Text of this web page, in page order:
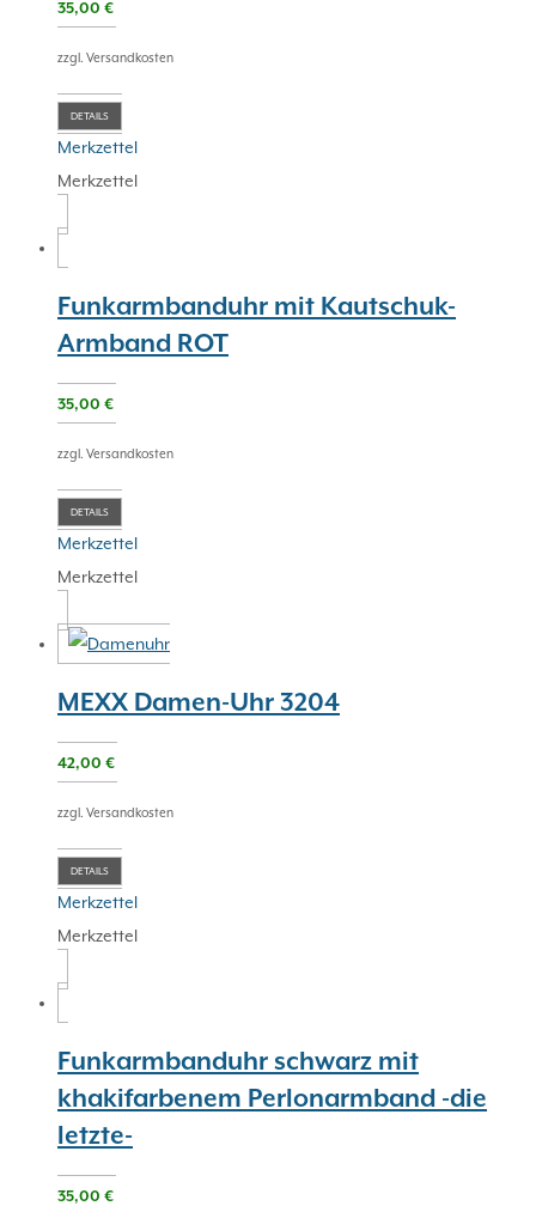
35,00 €
zzgl. Versandkosten
DETAILS
Merkzettel
Merkzettel
Funkarmbanduhr mit Kautschuk-
Armband ROT
35,00 €
zzgl. Versandkosten
DETAILS
Merkzettel
Merkzettel
MEXX Damen-Uhr 3204
42,00 €
zzgl. Versandkosten
DETAILS
Merkzettel
Merkzettel
Funkarmbanduhr schwarz mit
khakifarbenem Perlonarmband -die
letzte-
35,00 €